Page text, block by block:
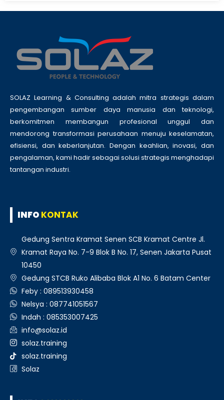
SOLAZ Learning & Consulting adalah mitra strategis dalam
pengembangan sumber daya manusia dan teknologi,
berkomitmen membangun profesional unggul dan
mendorong transformasi perusahaan menuju keselamatan,
efisiensi, dan keberlanjutan. Dengan keahlian, inovasi, dan
pengalaman, kami hadir sebagai solusi strategis menghadapi
tantangan industri.
INFO KONTAK
Gedung Sentra Kramat Senen SCB Kramat Centre Jl.
Kramat Raya No. 7-9 Blok B No. 17, Senen Jakarta Pusat
10450
Gedung STCB Ruko Alibaba Blok A1 No. 6 Batam Center
Feby : 089513930458
Nelsya : 087741051567
Indah : 085353007425
info@solaz.id
solaz.training
solaz.training
Solaz